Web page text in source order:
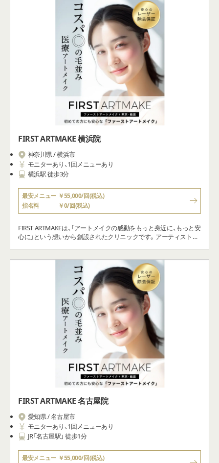
FIRST ARTMAKE 横浜院
神奈川県 / 横浜市
モニターあり、1回メニューあり
横浜駅 徒歩3分
最安メニュー ￥55,000/回(税込)
指名料
￥0/回(税込)
FIRST ARTMAKEは、「アートメイクの感動をもっと身近に、もっと安
心に」という想いから創設されたクリニックです。アーティストが
FIRST ARTMAKE 名古屋院
愛知県 / 名古屋市
モニターあり、1回メニューあり
JR「名古屋駅」 徒歩1分
最安メニュー ￥55,000/回(税込)